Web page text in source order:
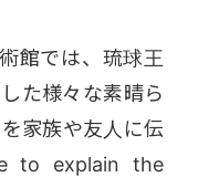
館では、琉球王
た様々な素晴ら
家族や友人に伝
to explain the